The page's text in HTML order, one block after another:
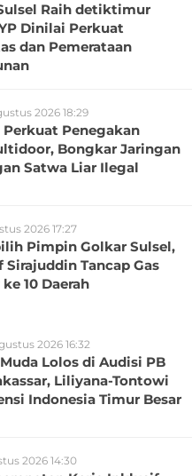
Raih detiktimur
Dinilai Perkuat
dan Pemerataan
2026 18:29
Penegakan
Bongkar Jaringan
Satwa Liar Ilegal
2026 17:27
Pimpin Golkar Sulsel,
Sirajuddin Tancap Gas
10 Daerah
2026 16:32
Lolos di Audisi PB
Liliyana-Tontowi
Indonesia Timur Besar
2026 14:30